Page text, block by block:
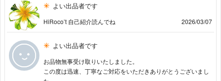
よい出品者です
HiRoco’t 自己紹介読んでね 2026/03/07
よい出品者です
お品物無事受け取りいたしました。
この度は迅速、丁寧なご対応をいただきありがとうございまし